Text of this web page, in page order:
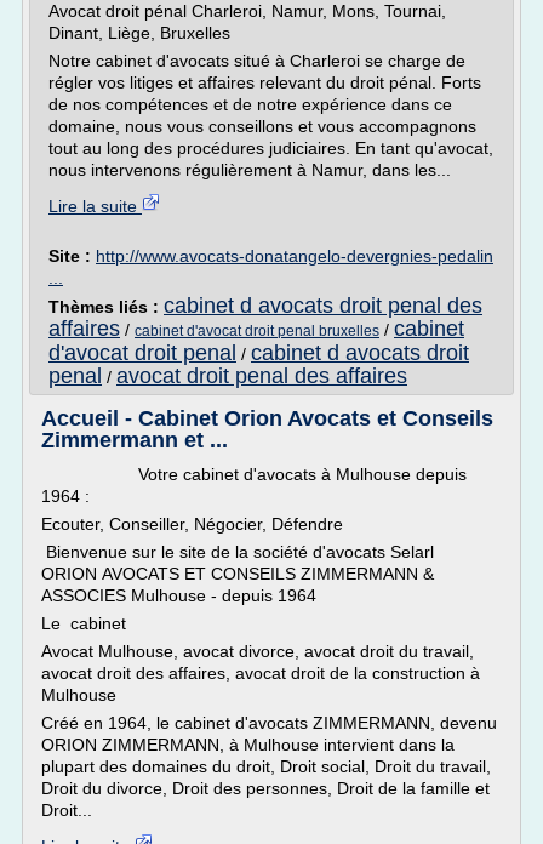
Avocat droit pénal Charleroi, Namur, Mons, Tournai,
Dinant, Liège, Bruxelles
Notre cabinet d'avocats situé à Charleroi se charge de
régler vos litiges et affaires relevant du droit pénal. Forts
de nos compétences et de notre expérience dans ce
domaine, nous vous conseillons et vous accompagnons
tout au long des procédures judiciaires. En tant qu'avocat,
nous intervenons régulièrement à Namur, dans les...
Lire la suite
Site : http://www.avocats-donatangelo-devergnies-pedalin
Thèmes liés : cabinet d avocats droit penal des
affaires / cabinet d'avocat droit penal bruxelles / cabinet
d'avocat droit penal / cabinet d avocats droit
penal / avocat droit penal des affaires
Accueil - Cabinet Orion Avocats et Conseils
Zimmermann et ...
Votre cabinet d'avocats à Mulhouse depuis
1964 :
Ecouter, Conseiller, Négocier, Défendre
Bienvenue sur le site de la société d'avocats Selarl
ORION AVOCATS ET CONSEILS ZIMMERMANN &
ASSOCIES Mulhouse - depuis 1964
Le cabinet
Avocat Mulhouse, avocat divorce, avocat droit du travail,
avocat droit des affaires, avocat droit de la construction à
Mulhouse
Créé en 1964, le cabinet d'avocats ZIMMERMANN, devenu
ORION ZIMMERMANN, à Mulhouse intervient dans la
plupart des domaines du droit, Droit social, Droit du travail,
Droit du divorce, Droit des personnes, Droit de la famille et
Droit...